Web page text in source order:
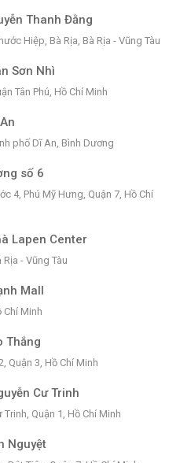
Thanh Đằng
Hiệp, Bà Rịa, Bà Rịa - Vũng Tàu
Sơn Nhì
Tân Phú, Hồ Chí Minh
phố Dĩ An, Bình Dương
số 6
4, Phú Mỹ Hưng, Quận 7, Hồ Chí
Lapen Center
- Vũng Tàu
Mall
Chí Minh
Thắng
Quận 3, Hồ Chí Minh
Cư Trinh
Quận 1, Hồ Chí Minh
Nguyệt